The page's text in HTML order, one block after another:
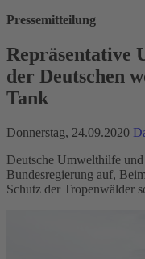
Pressemitteilung
Repräsentative
der Deutschen
Tank
Donnerstag, 24.09.2020
Deutsche Umwelthilfe
Bundesregierung auf,
Schutz der Tropenwälder